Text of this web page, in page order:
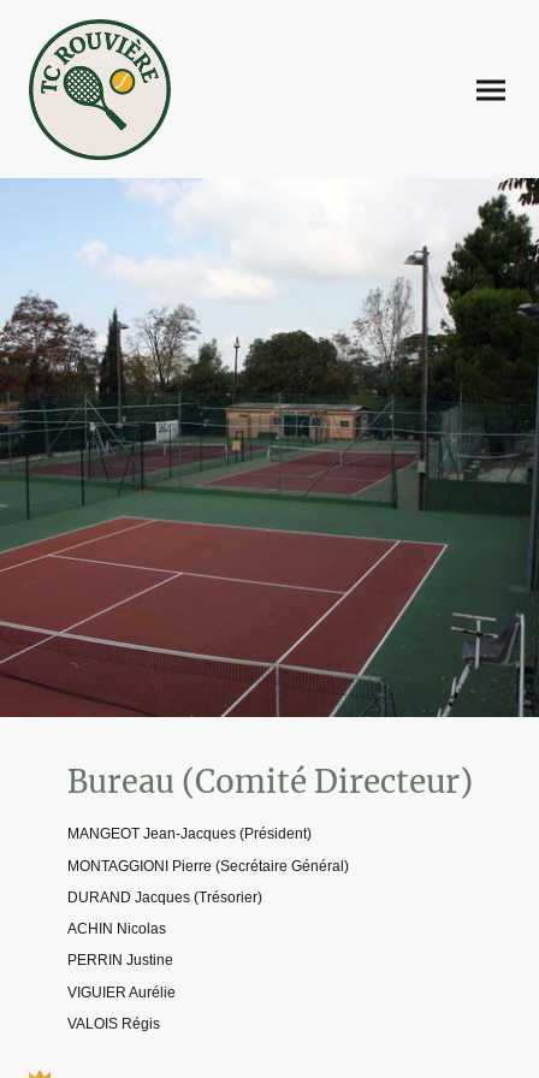
Bureau (Comité Directeur)
MANGEOT Jean-Jacques (Président)
MONTAGGIONI Pierre (Secrétaire Général)
DURAND Jacques (Trésorier)
ACHIN Nicolas
PERRIN Justine
VIGUIER Aurélie
VALOIS Régis